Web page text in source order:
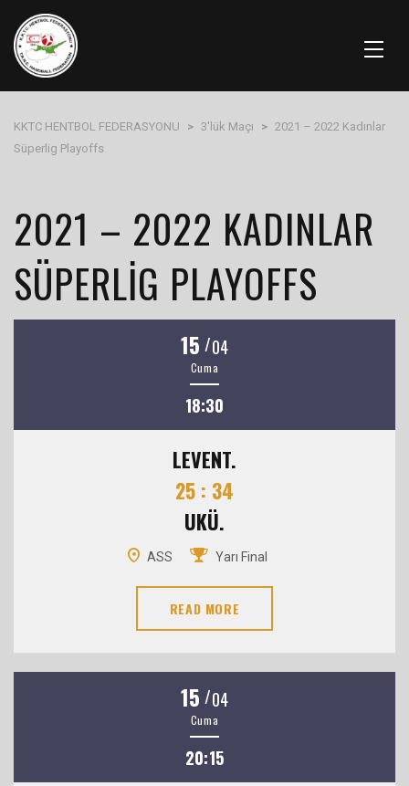
KKTC HENTBOL FEDERASYONU > 3'lük Maçı > 2021 – 2022 Kadınlar
Süperlig Playoffs
2021 – 2022 KADINLAR
SÜPERLIG PLAYOFFS
15 /04
Cuma
18:30
LEVENT.
25 : 34
UKÜ.
ASS Yarı Final
READ MORE
15 /04
Cuma
20:15